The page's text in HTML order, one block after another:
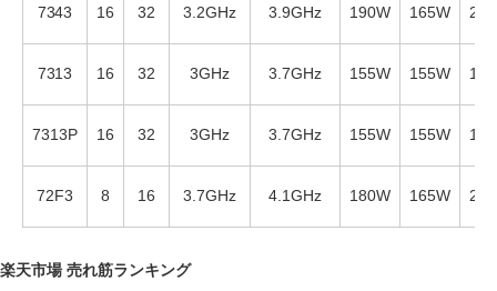
7343 16 32 3.2GHz 3.9GHz 190W 165W
7313 16 32 3GHz 3.7GHz 155W 155W
7313P 16 32 3GHz 3.7GHz 155W 155W
72F3 8 16 3.7GHz 4.1GHz 180W 165W
楽天市場 売れ筋ランキング